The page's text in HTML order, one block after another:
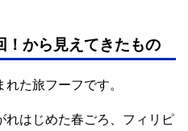
！から見えてきたもの
た旅フーフです。
れはじめた春ごろ、フィリピ